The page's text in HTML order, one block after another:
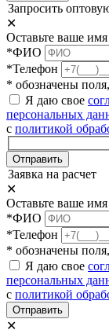
Запросить
✕
Оставьте ваше
*ФИО
*Телефон
* обозначены
Я даю свое
персональных
с политикой
Отправить
Заявка на расчет
✕
Оставьте ваше
*ФИО
*Телефон
* обозначены
Я даю свое
персональных
с политикой
Отправить
✕